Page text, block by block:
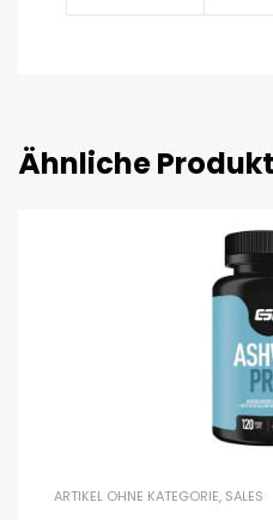
Ähnliche
ARTIKEL OHNE KATEGORIE, SALES